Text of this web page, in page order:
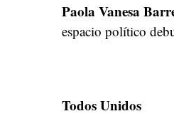
Paola Vanesa
espacio político
Todos Unidos